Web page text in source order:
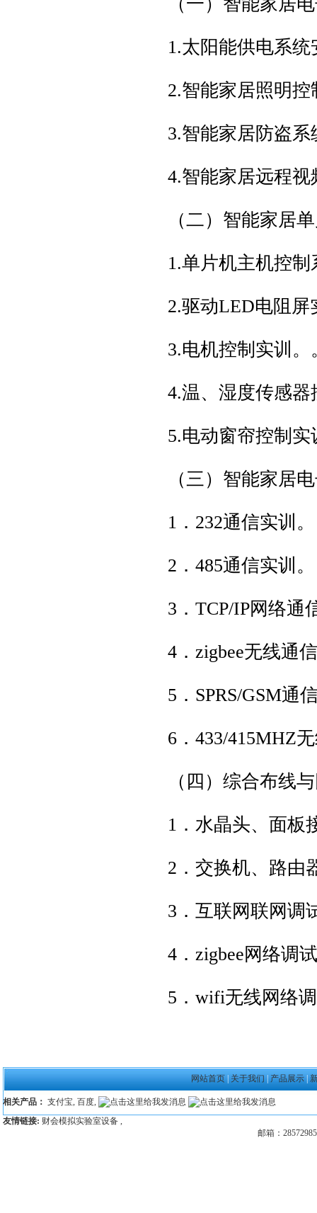
1.太阳能供电系
2.智能家居照明
3.智能家居防盗
4.智能家居远程
（二）智能家居
1.单片机主机控
2.驱动LED电阻
3.电机控制实训。
4.温、湿度传感器
5.电动窗帘控制实
（三）智能家居
1．232通信实训
2．485通信实训
3．TCP/IP网络
4．zigbee无线通
5．SPRS/GSM通
6．433/415MHZ
（四）综合布线
1．水晶头、面
2．交换机、路由
3．互联网联网调
4．zigbee网络调
5．wifi无线网络
网站首页 关于我们 产品展示
相关产品： 支付宝, 百度,
友情链接: 财会模拟实验室设备 ,
邮箱：